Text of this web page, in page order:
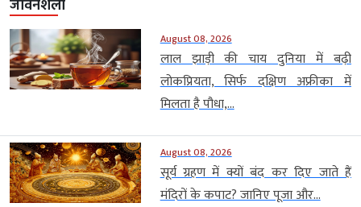
जीवनशैली
August 08, 2026
लाल झाड़ी की चाय दुनिया में बढ़ी
लोकप्रियता, सिर्फ दक्षिण अफ्रीका में
मिलता है पौधा,...
August 08, 2026
सूर्य ग्रहण में क्यों बंद कर दिए जाते हैं
मंदिरों के कपाट? जानिए पूजा और...